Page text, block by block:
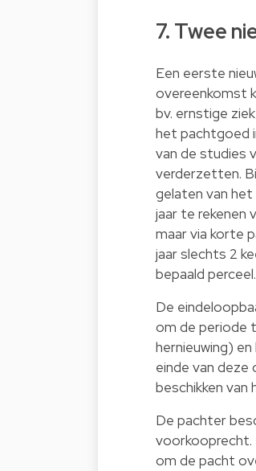
7. Twee
Een eerste
overeenkomst
bv. ernstige
het pachtgoed
van de studies
verderzetten.
gelaten van
jaar te rekenen
maar via korte
jaar slechts 2
bepaald perceel.
De
om de periode
hernieuwing)
einde van
beschikken
De pachter
om de pacht